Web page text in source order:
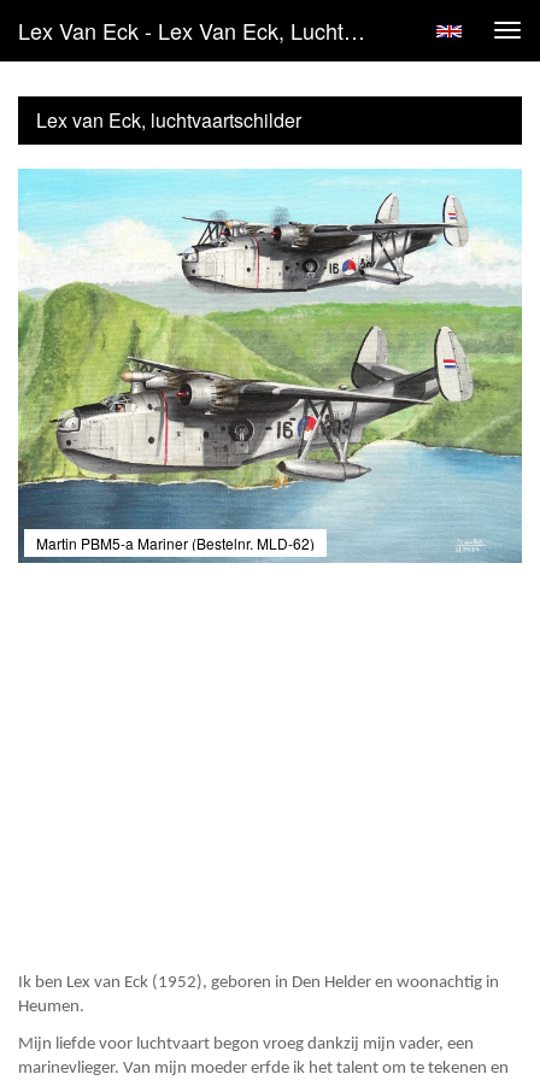
Lex Van Eck - Lex Van Eck, Luchtvaartschilder
Lex van Eck, luchtvaartschilder
Martin PBM5-a Mariner (Bestelnr. MLD-62)
Ik ben Lex van Eck (1952), geboren in Den Helder en woonachtig in
Heumen.
Mijn liefde voor luchtvaart begon vroeg dankzij mijn vader, een
marinevlieger. Van mijn moeder erfde ik het talent om te tekenen en